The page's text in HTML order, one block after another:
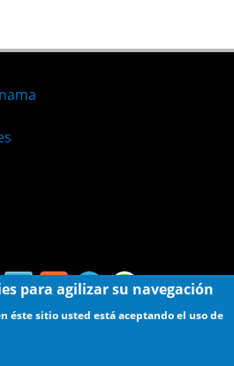
para agilizar su navegación
éste sitio usted está aceptando el uso de